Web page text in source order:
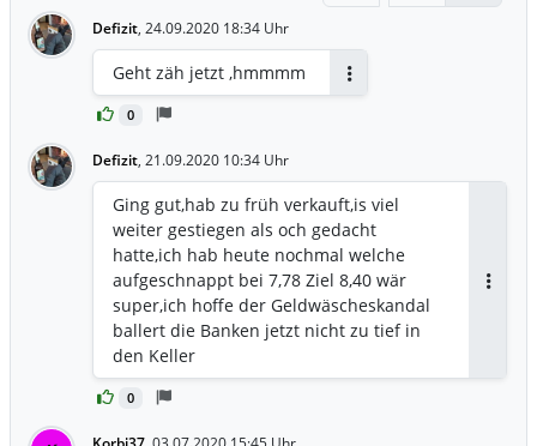
Defizit, 24.09.2020 18:34 Uhr
0
Geht zäh jetzt ,hmmmm
Defizit, 21.09.2020 10:34 Uhr
0
Ging gut,hab zu früh verkauft,is viel
weiter gestiegen als och gedacht
hatte,ich hab heute nochmal welche
aufgeschnappt bei 7,78 Ziel 8,40 wär
super,ich hoffe der Geldwäscheskandal
ballert die Banken jetzt nicht zu tief in
den Keller